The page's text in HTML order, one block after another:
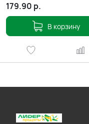
179.90 р.
В корзину